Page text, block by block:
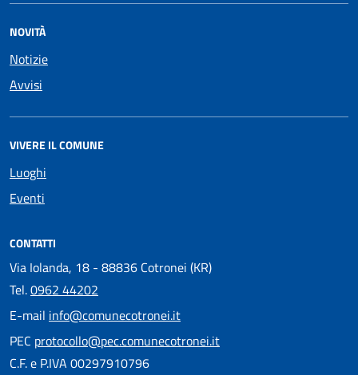
NOVITÀ
Notizie
Avvisi
VIVERE IL COMUNE
Luoghi
Eventi
CONTATTI
Via Iolanda, 18 - 88836 Cotronei (KR)
Tel.0962 44202
E-mail info@comunecotronei.it
PEC protocollo@pec.comunecotronei.it
C.F. e P.IVA 00297910796